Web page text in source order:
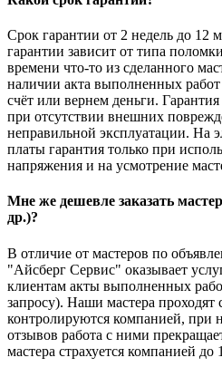
Срок гарантии от 2 недель до 12
гарантии зависит от типа
времени что-то из сделанного
наличии акта выполненных
счёт или вернем деньги. Гарантия
при отсутствии внешних
неправильной эксплуатации. На
платы гарантия только при
напряжения и на усмотрение
Мне же дешевле заказать
др.)?
В отличие от мастеров по
"Айсберг Сервис" оказывает
клиентам акты выполненных
запросу). Наши мастера проходят
контролируются компанией, при
отзывов работа с ними
мастера страхуется компанией до